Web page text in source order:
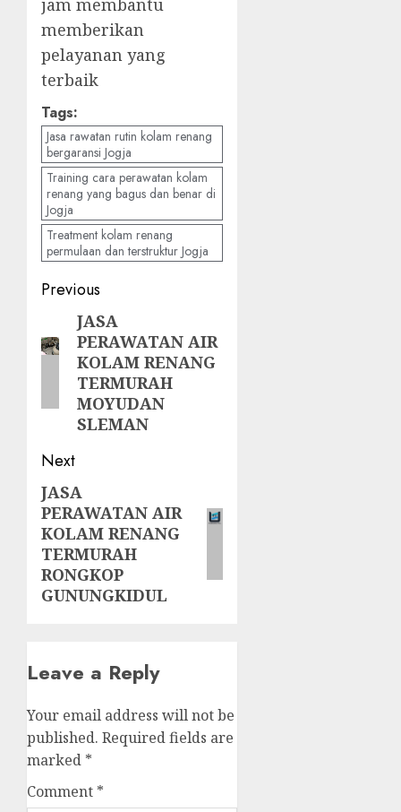
jam membantu
memberikan
pelayanan yang
terbaik
Tags:
Jasa rawatan rutin kolam renang
bergaransi Jogja
Training cara perawatan kolam
renang yang bagus dan benar di
Jogja
Treatment kolam renang
permulaan dan terstruktur Jogja
Post
navigation
Previous
Previous
post:
JASA
PERAWATAN AIR
KOLAM RENANG
TERMURAH
MOYUDAN
SLEMAN
Next
Next
post:
JASA
PERAWATAN AIR
KOLAM RENANG
TERMURAH
RONGKOP
GUNUNGKIDUL
Leave a Reply
Your email address will not be
published. Required fields are
marked *
Comment *